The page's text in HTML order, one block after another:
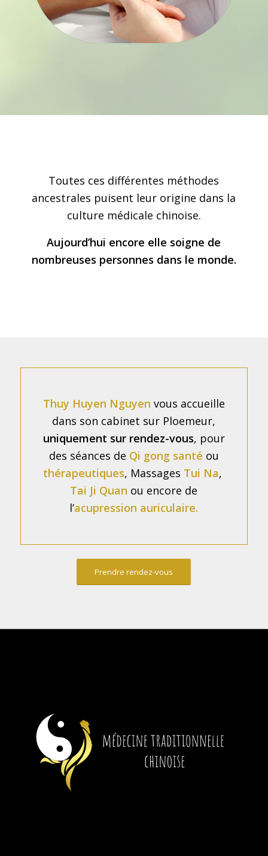
Toutes ces différentes méthodes
ancestrales puisent leur origine dans la
culture médicale chinoise.
Aujourd’hui encore elle soigne de
nombreuses personnes dans le monde.
Thuy Huyen Nguyen vous accueille
dans son cabinet sur Ploemeur,
uniquement sur rendez-vous, pour
des séances de Qi gongsanté ou
thérapeutiques, Massages Tui Na,
Tai Ji Quan ou encore de
l’acupression auriculaire.
Prendre rendez-vous